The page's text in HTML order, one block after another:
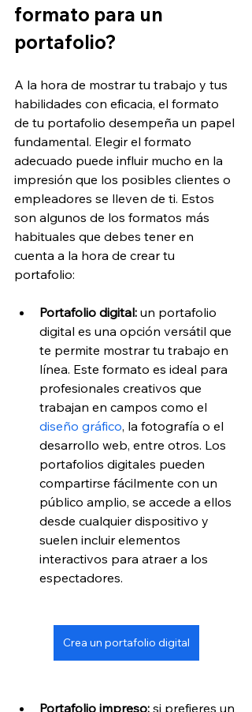
formato para un
portafolio?
A la hora de mostrar tu trabajo y tus
habilidades con eficacia, el formato
de tu portafolio desempeña un papel
fundamental. Elegir el formato
adecuado puede influir mucho en la
impresión que los posibles clientes o
empleadores se lleven de ti. Estos
son algunos de los formatos más
habituales que debes tener en
cuenta a la hora de crear tu
portafolio:
Portafolio digital: un portafolio
digital es una opción versátil que
te permite mostrar tu trabajo en
línea. Este formato es ideal para
profesionales creativos que
trabajan en campos como el
diseño gráfico, la fotografía o el
desarrollo web, entre otros. Los
portafolios digitales pueden
compartirse fácilmente con un
público amplio, se accede a ellos
desde cualquier dispositivo y
suelen incluir elementos
interactivos para atraer a los
espectadores.
Crea un portafolio digital
Portafolio impreso: si prefieres un